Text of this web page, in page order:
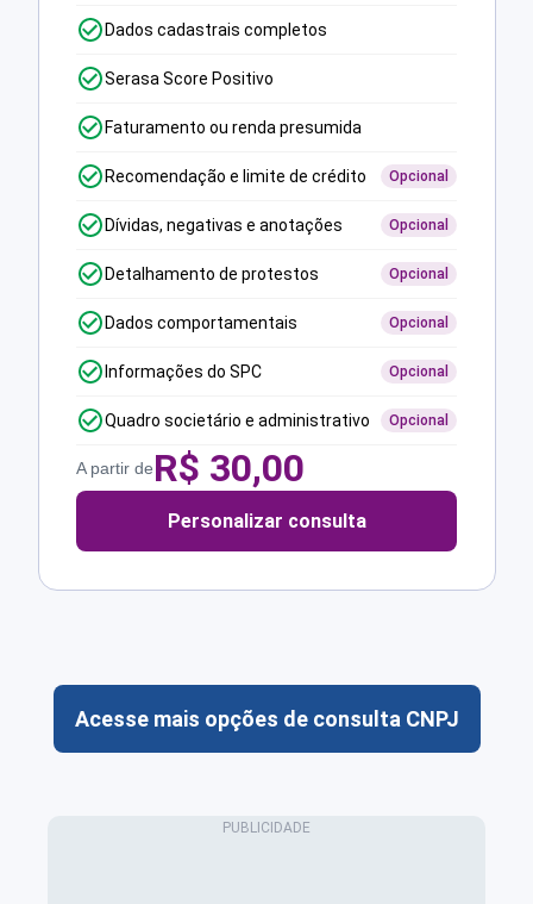
Dados cadastrais completos
Serasa Score Positivo
Faturamento ou renda presumida
Recomendação e limite de crédito Opcional
Dívidas, negativas e anotações Opcional
Detalhamento de protestos Opcional
Dados comportamentais Opcional
Informações do SPC Opcional
Quadro societário e administrativo Opcional
A partir deR$ 30,00
Personalizar consulta
Acesse mais opções de consulta CNPJ